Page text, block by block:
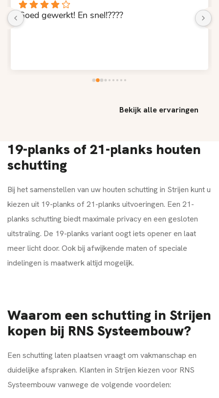
Goed gewerkt! En snel!????
Bekijk alle ervaringen
19-planks of 21-planks houten
schutting
Bij het samenstellen van uw houten schutting in Strijen kunt u
kiezen uit 19-planks of 21-planks uitvoeringen. Een 21-
planks schutting biedt maximale privacy en een gesloten
uitstraling. De 19-planks variant oogt iets opener en laat
meer licht door. Ook bij afwijkende maten of speciale
indelingen is maatwerk altijd mogelijk.
Waarom een schutting in Strijen
kopen bij RNS Systeembouw?
Een schutting laten plaatsen vraagt om vakmanschap en
duidelijke afspraken. Klanten in Strijen kiezen voor RNS
Systeembouw vanwege de volgende voordelen: